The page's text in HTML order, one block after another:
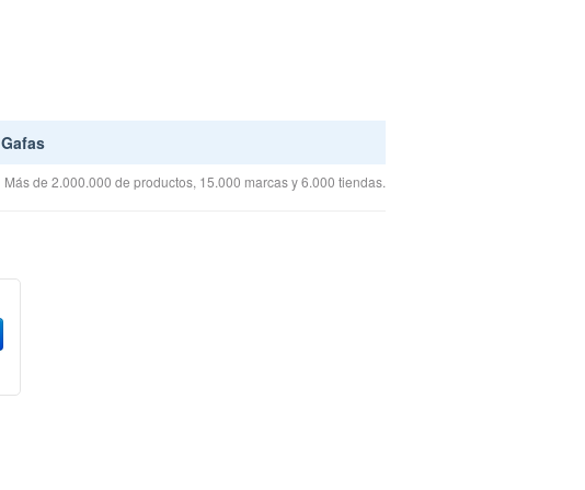
Gafas
Más de 2.000.000 de productos, 15.000 marcas y 6.000 tiendas.